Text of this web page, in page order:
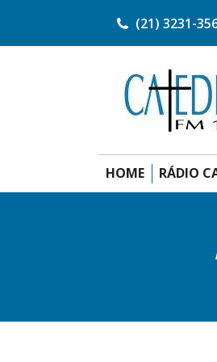
(21) 3231-
HOME RÁDIO